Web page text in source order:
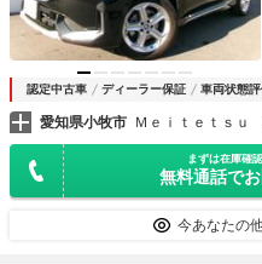
認定中古車 ディーラー保証 車両状態
愛知県小牧市
まずは在庫確
無料通話で
今あなたの